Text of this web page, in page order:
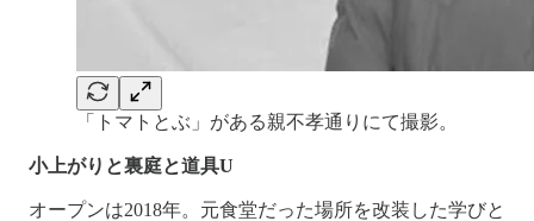
「トマトとぶ」がある親不孝通りにて撮影。
小上がりと裏庭と道具U
オープンは2018年。元食堂だった場所を改装した学びと